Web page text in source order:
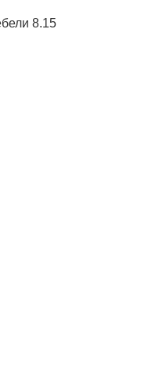
8.15